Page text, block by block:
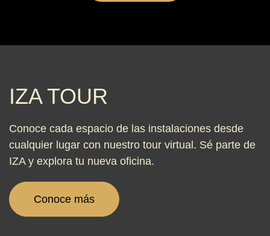
IZA TOUR
Conoce cada espacio de las instalaciones desde
cualquier lugar con nuestro tour virtual. Sé parte de
IZA y explora tu nueva oficina.
Conoce más